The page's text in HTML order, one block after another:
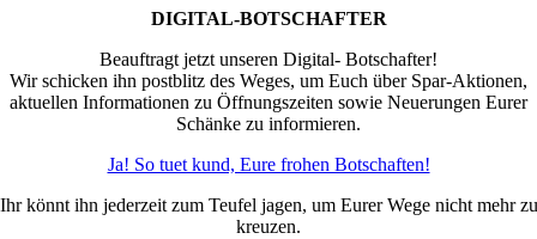
DIGITAL-BOTSCHAFTER
Beauftragt jetzt unseren Digital- Botschafter!
Wir schicken ihn postblitz des Weges, um Euch über Spar-Aktionen,
aktuellen Informationen zu Öffnungszeiten sowie Neuerungen Eurer
Schänke zu informieren.
Ja! So tuet kund, Eure frohen Botschaften!
Ihr könnt ihn jederzeit zum Teufel jagen, um Eurer Wege nicht mehr zu
kreuzen.